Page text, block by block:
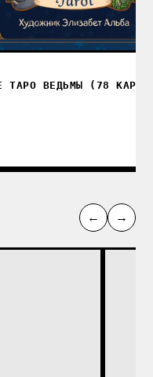
ТАРО ВЕДЬМЫ (78
← →